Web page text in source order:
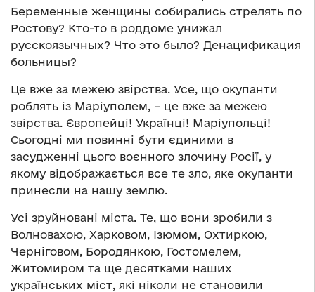
Беременные женщины собирались стрелять по
Ростову? Кто-то в роддоме унижал
русскоязычных? Что это было? Денацификация
больницы?
Це вже за межею звірства. Усе, що окупанти
роблять із Маріуполем, – це вже за межею
звірства. Європейці! Українці! Маріупольці!
Сьогодні ми повинні бути єдиними в
засудженні цього воєнного злочину Росії, у
якому відображається все те зло, яке окупанти
принесли на нашу землю.
Усі зруйновані міста. Те, що вони зробили з
Волновахою, Харковом, Ізюмом, Охтиркою,
Черніговом, Бородянкою, Гостомелем,
Житомиром та ще десятками наших
українських міст, які ніколи не становили